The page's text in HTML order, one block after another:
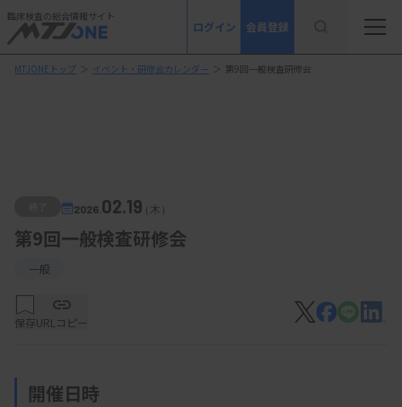
臨床検査の総合情報サイト
ログイン 会員登録
MTJONEトップ ＞ イベント・研修会カレンダー ＞ 第9回一般検査研修会
2026. 02.19（木）
第9回一般検査研修会
一般
保存URLコピー
開催日時